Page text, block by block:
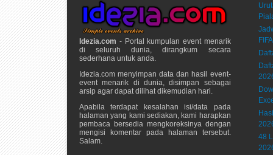
Idezia.com - Portal kumpulan event menarik
di seluruh dunia, dirangkum secara
sederhana untuk anda.
Idezia.com menyimpan data dan hasil event-
event menarik di dunia, disimpan sebagai
arsip agar dapat dilihat dikemudian hari.
Apabila terdapat kesalahan isi/data pada
halaman yang kami sediakan, kami harapkan
pembaca bersedia mengkoreksinya dengan
mengisi komentar pada halaman tersebut.
Salam.
48